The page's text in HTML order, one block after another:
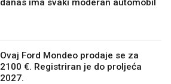
danas ima svaki moderan automobil
Ovaj Ford Mondeo prodaje se za
2100 €. Registriran je do proljeća
2027.